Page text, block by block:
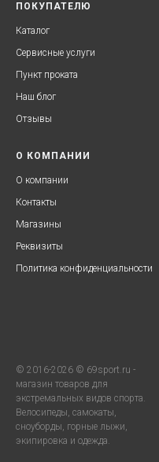
ПОКУПАТЕЛЮ
Каталог
Сервисные услуги
Пункт проката
Наш блог
Отзывы
О КОМПАНИИ
О компании
Контакты
Магазины
Реквизиты
Политика конфиденциальности
© 2016-2026 © 69sport.ru -
магазин товаров для
экстремальных видов спорта.
Велосипеды, самокаты,
сноуборды, горные лыжи,
экипировка и одежда.